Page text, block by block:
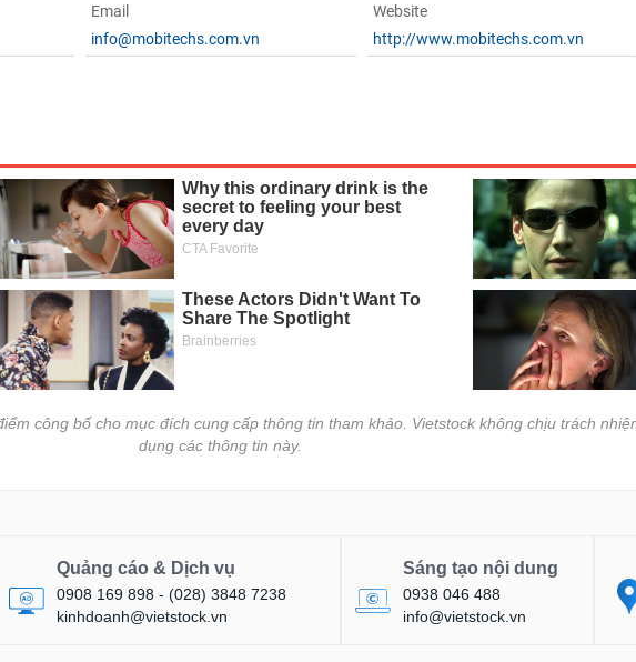
Email
info@mobitechs.com.vn
Website
http://www.mobitechs.com.vn
công bố cho mục đích cung cấp thông tin tham khảo. Vietstock không chịu trách
dụng các thông tin này.
Quảng cáo & Dịch vụ
0908 169 898 - (028) 3848 7238
kinhdoanh@vietstock.vn
Sáng tạo nội dung
0938 046 488
info@vietstock.vn